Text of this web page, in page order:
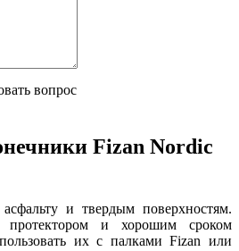
вопрос
Fizan Nordic
и твердым поверхностям.
и хорошим сроком
их с палками Fizan или